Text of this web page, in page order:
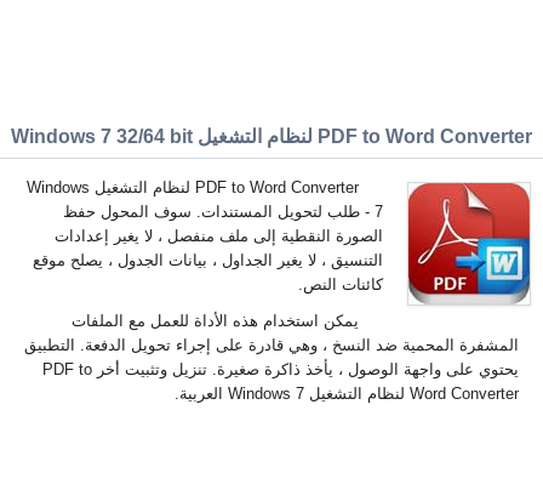
PDF to Word Converter لنظام التشغيل Windows 7 32/64 bit
PDF to Word Converter لنظام التشغيل Windows
7 - طلب لتحويل المستندات. سوف المحول حفظ
الصورة النقطية إلى ملف منفصل ، لا يغير إعدادات
التنسيق ، لا يغير الجداول ، بيانات الجدول ، يصلح موقع
كائنات النص.
يمكن استخدام هذه الأداة للعمل مع الملفات
المشفرة المحمية ضد النسخ ، وهي قادرة على إجراء تحويل الدفعة. التطبيق
يحتوي على واجهة الوصول ، يأخذ ذاكرة صغيرة. تنزيل وتثبيت أخر PDF to
Word Converter لنظام التشغيل Windows 7 العربية.